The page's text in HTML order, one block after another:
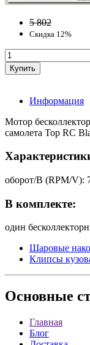
5 802
Скидка 12%
Информация
Мотор
самолета Top RC
оборот/В (RPM/V):
В комплекте:
один
Шаровые
Клипсы
Основные
Главная
Блог